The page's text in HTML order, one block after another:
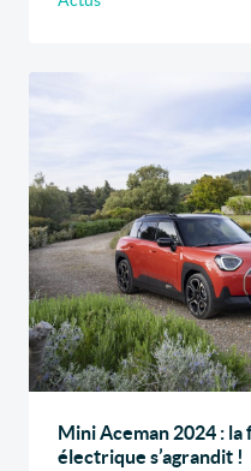
Mini Aceman 2024 :
électrique s’agrandit !